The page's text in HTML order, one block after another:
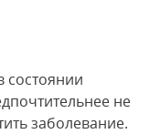
состоянии
не
заболевание.